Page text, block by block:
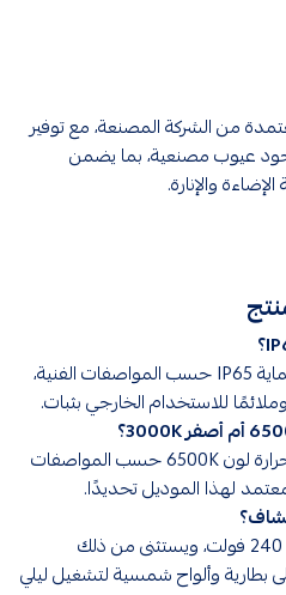
من الشركة المصنعة، مع توفير
عيوب مصنعية، بما يضمن
والإنارة.
نعم، يحمل هذا المنتج درجة الحماية IP65 حسب المواصفات الفنية،
للاستخدام الخارجي بثبات.
إضاءة هذا المنتج بيضاء بدرجة حرارة لون 6500K حسب المواصفات
لهذا الموديل تحديدًا.
يعمل الكشاف على جهد 220 إلى 240 فولت، ويستثنى من ذلك
وألواح شمسية لتشغيل ليلي